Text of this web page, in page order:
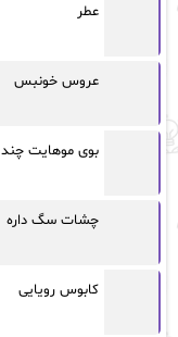
عطر
عروس خونبس
بوی موهایت چند
چشات سگ داره
کابوس رویایی